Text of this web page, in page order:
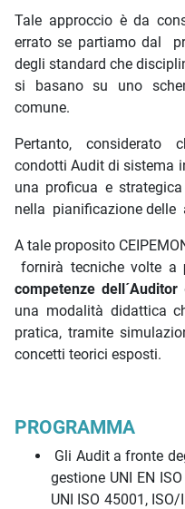
Tale approccio è da
errato se partiamo dal
degli standard che
si basano su uno
comune.
Pertanto, considerato
condotti Audit di sistema
una proficua e
nella pianificazione delle
A tale proposito
fornirà tecniche volte a
competenze dell´Auditor
una modalità didattica
pratica, tramite
concetti teorici esposti.
PROGRAMMA
Gli Audit a fronte
gestione UNI EN
UNI ISO 45001,